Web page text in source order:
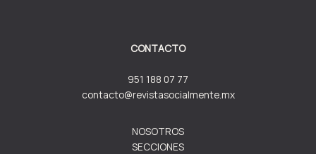
CONTACTO
951 188 07 77
contacto@revistasocialmente.mx
NOSOTROS
SECCIONES